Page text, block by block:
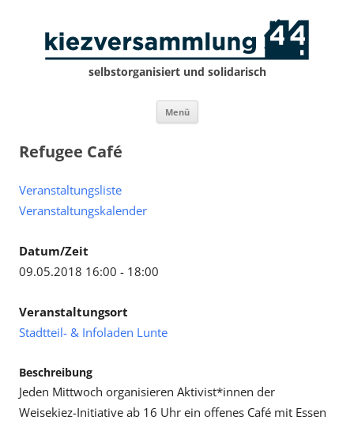
selbstorganisiert und solidarisch
Menü Zum
springen
Refugee Café
Veranstaltungsliste
Veranstaltungskalender
Datum/Zeit
09.05.2018 16:00 - 18:00
Veranstaltungsort
Stadtteil- & Infoladen Lunte
Beschreibung
Jeden Mittwoch organisieren Aktivist*innen der
Weisekiez-Initiative ab 16 Uhr ein offenes Café mit Essen